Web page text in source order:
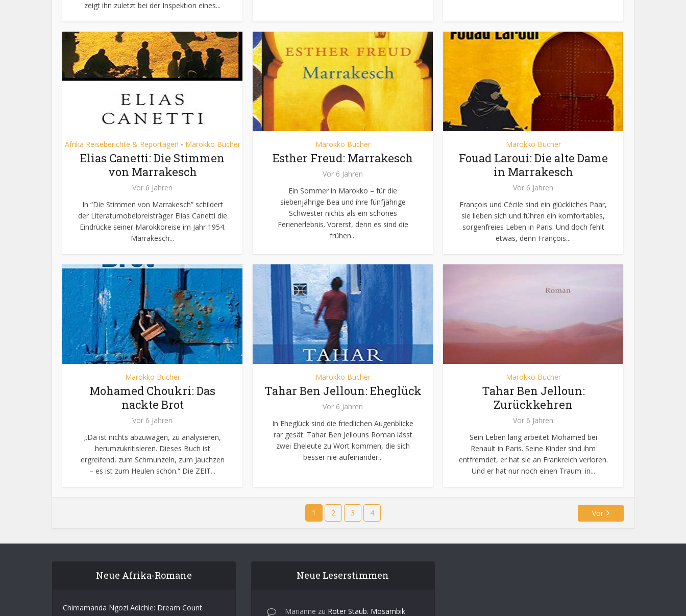
zeigt ihn zuletzt bei der Inspektion eines...
Afrika Reiseberichte & Reportagen • Marokko Bücher
Elias Canetti: Die Stimmen
von Marrakesch
Vor 6 Jahren
In “Die Stimmen von Marrakesch” schildert
der Literaturnobelpreisträger Elias Canetti die
Eindrücke seiner Marokkoreise im Jahr 1954.
Marrakesch...
Marokko Bücher
Esther Freud: Marrakesch
Vor 6 Jahren
Ein Sommer in Marokko – für die
siebenjährige Bea und ihre fünfjährige
Schwester nichts als ein schönes
Ferienerlebnis. Vorerst, denn es sind die
frühen...
Marokko Bücher
Fouad Laroui: Die alte Dame
in Marrakesch
Vor 6 Jahren
François und Cécile sind ein glückliches Paar,
sie lieben sich und führen ein komfortables,
sorgenfreies Leben in Paris. Und doch fehlt
etwas, denn François...
Marokko Bücher
Mohamed Choukri: Das
nackte Brot
Vor 6 Jahren
„Da ist nichts abzuwägen, zu analysieren,
herumzukritisieren. Dieses Buch ist
ergreifend, zum Schmunzeln, zum Jauchzen
– es ist zum Heulen schön.“ Die ZEIT...
Marokko Bücher
Tahar Ben Jelloun: Eheglück
Vor 6 Jahren
In Eheglück sind die friedlichen Augenblicke
rar gesät. Tahar Ben Jellouns Roman lässt
zwei Eheleute zu Wort kommen, die sich
besser nie aufeinander...
Marokko Bücher
Tahar Ben Jelloun:
Zurückkehren
Vor 6 Jahren
Sein Leben lang arbeitet Mohamed bei
Renault in Paris. Seine Kinder sind ihm
entfremdet, er hat sie an Frankreich verloren.
Und er hat nur noch einen Traum: in...
1 2 3 4 Vor
Neue Afrika-Romane
Chimamanda Ngozi Adichie: Dream Count.
Neue Leserstimmen
Marianne zu Roter Staub. Mosambik